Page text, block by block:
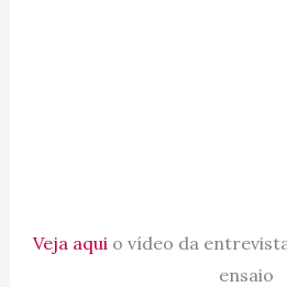
Veja aqui o vídeo da
ensaio